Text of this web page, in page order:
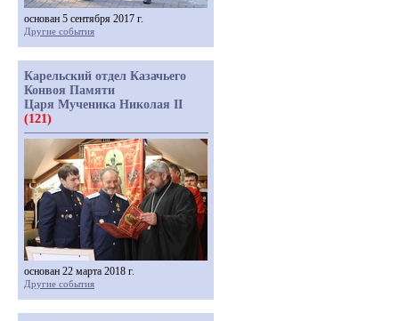
основан 5 сентября 2017 г.
Другие события
Карельский отдел Казачьего
Конвоя Памяти
Царя Мученика Николая II
(121)
основан 22 марта 2018 г.
Другие события